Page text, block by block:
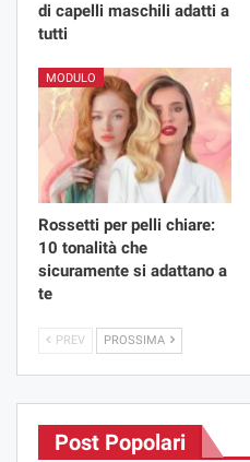
di capelli maschili adatti a
tutti
MODULO
Rossetti per pelli chiare:
10 tonalità che
sicuramente si adattano a
te
PREV PROSSIMA
Post Popolari